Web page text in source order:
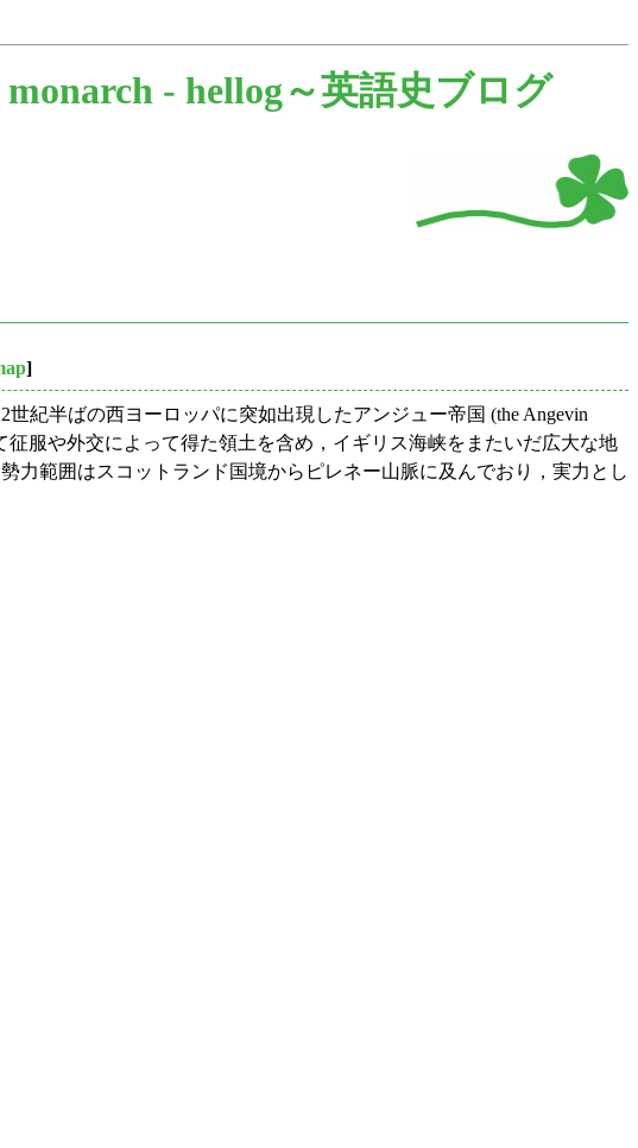
monarch - hellog～英語史ブログ
]
紀半ばの西ヨーロッパに突如出現したアンジュー帝国 (the Angevin
服や外交によって得た領土を含め，イギリス海峡をまたいだ広大な地
力範囲はスコットランド国境からピレネー山脈に及んでおり，実力とし